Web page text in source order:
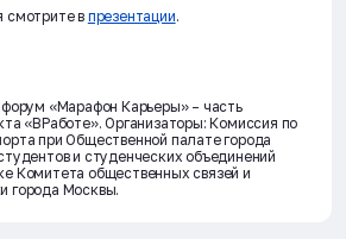
смотрите в презентации.
«Марафон Карьеры» – часть
«ВРаботе». Организаторы: Комиссия по
при Общественной палате города
и студенческих объединений
Комитета общественных связей и
города Москвы.